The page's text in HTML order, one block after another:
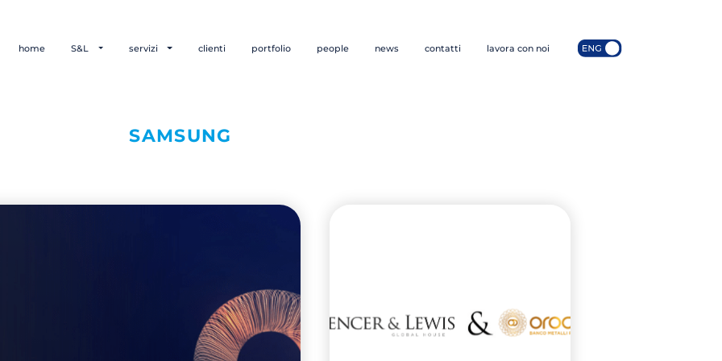
home S&L servizi clienti portfolio people news contatti lavora con noi
SAMSUNG